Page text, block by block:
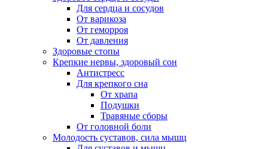
Для сердца и сосудов
От варикоза
От геморроя
От давления
Здоровые стопы
Крепкие нервы, здоровый сон
Антистресс
Для крепкого сна
От храпа
Подушки
Травяные сборы
От головной боли
Молодость суставов, сила мышц